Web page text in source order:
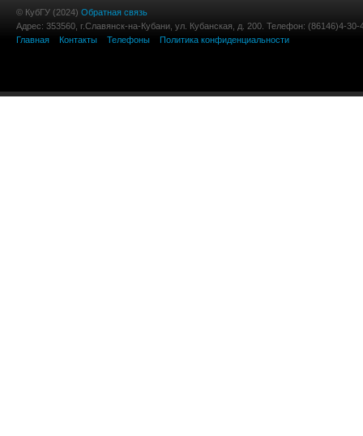
© КубГУ (2024) Обратная связь
Адрес: 353560, г.Славянск-на-Кубани, ул. Кубанская, д. 200. Телефон: (86146)4-30-
Главная
Контакты Телефоны Политика конфиденциальности